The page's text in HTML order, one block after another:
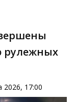
рулежных
2026, 17:00